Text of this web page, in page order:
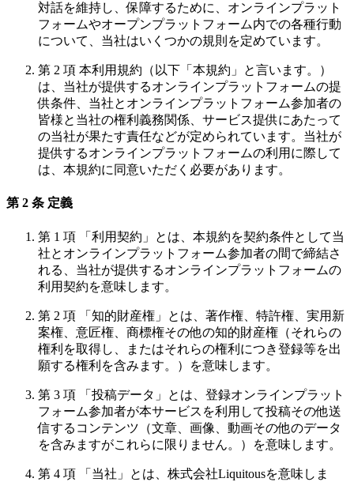
対話を維持し、保障するために、オンラインプラット
フォームやオープンプラットフォーム内での各種行動
について、当社はいくつかの規則を定めています。
第 2 項 本利用規約（以下「本規約」と言います。）
は、当社が提供するオンラインプラットフォームの提
供条件、当社とオンラインプラットフォーム参加者の
皆様と当社の権利義務関係、サービス提供にあたって
の当社が果たす責任などが定められています。当社が
提供するオンラインプラットフォームの利用に際して
は、本規約に同意いただく必要があります。
第 2 条 定義
第 1 項 「利用契約」とは、本規約を契約条件として当
社とオンラインプラットフォーム参加者の間で締結さ
れる、当社が提供するオンラインプラットフォームの
利用契約を意味します。
第 2 項 「知的財産権」とは、著作権、特許権、実用新
案権、意匠権、商標権その他の知的財産権（それらの
権利を取得し、またはそれらの権利につき登録等を出
願する権利を含みます。）を意味します。
第 3 項 「投稿データ」とは、登録オンラインプラット
フォーム参加者が本サービスを利用して投稿その他送
信するコンテンツ（文章、画像、動画その他のデータ
を含みますがこれらに限りません。）を意味します。
第 4 項 「当社」とは、株式会社Liquitousを意味しま